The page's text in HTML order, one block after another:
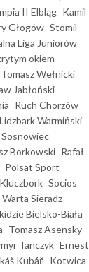
II Elbląg Kamil
Głogów Stomil
Liga Juniorów
okiem
Tomasz Wełnicki
Jabłoński
Ruch Chorzów
Warmiński
Sosnowiec
Borkowski Rafał
Polsat Sport
Socios
Warta Sieradz
Bielsko-Biała
Tomasz Asensky
Tanczyk Ernest
Kubáň Kotwica